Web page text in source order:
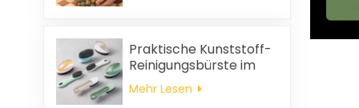
Praktische Kunststoff-
Reinigungsbürste im
Großhandel
Mehr Lesen